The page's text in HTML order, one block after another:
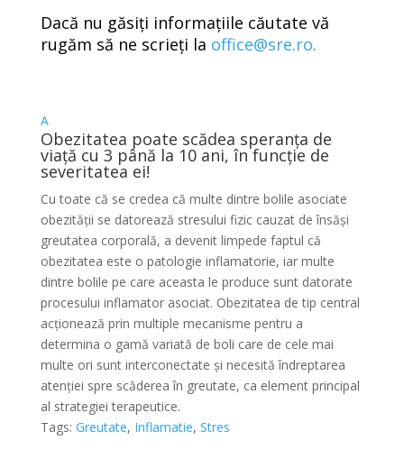
Dacă nu găsiți informațiile căutate vă
rugăm să ne scrieți la office@sre.ro.
A
Obezitatea poate scădea speranța de
viață cu 3 până la 10 ani, în funcție de
severitatea ei!
Cu toate că se credea că multe dintre bolile asociate
obezității se datorează stresului fizic cauzat de însăși
greutatea corporală, a devenit limpede faptul că
obezitatea este o patologie inflamatorie, iar multe
dintre bolile pe care aceasta le produce sunt datorate
procesului inflamator asociat. Obezitatea de tip central
acționează prin multiple mecanisme pentru a
determina o gamă variată de boli care de cele mai
multe ori sunt interconectate și necesită îndreptarea
atenției spre scăderea în greutate, ca element principal
al strategiei terapeutice.
Tags: Greutate, Inflamatie, Stres